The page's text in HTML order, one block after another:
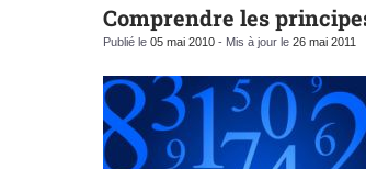
Comprendre les
Publié le 05 mai 2010 - Mis à jour le 26 mai 2011